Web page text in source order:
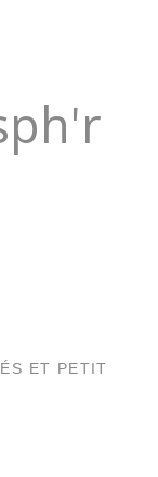
ET PETIT